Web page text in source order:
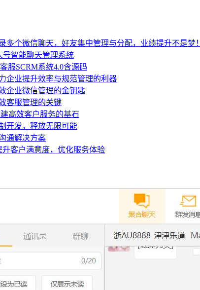
多个微信聊天，好友集中管理与分配，业绩提升不是梦！
号智能聊天管理系统
服SCRM系统4.0含源码
企业提升效率与规范管理的利器
企业微信管理的金钥匙
客服管理的关键
高效客户服务的基石
开发，释放无限可能
通解决方案
客户满意度，优化服务体验